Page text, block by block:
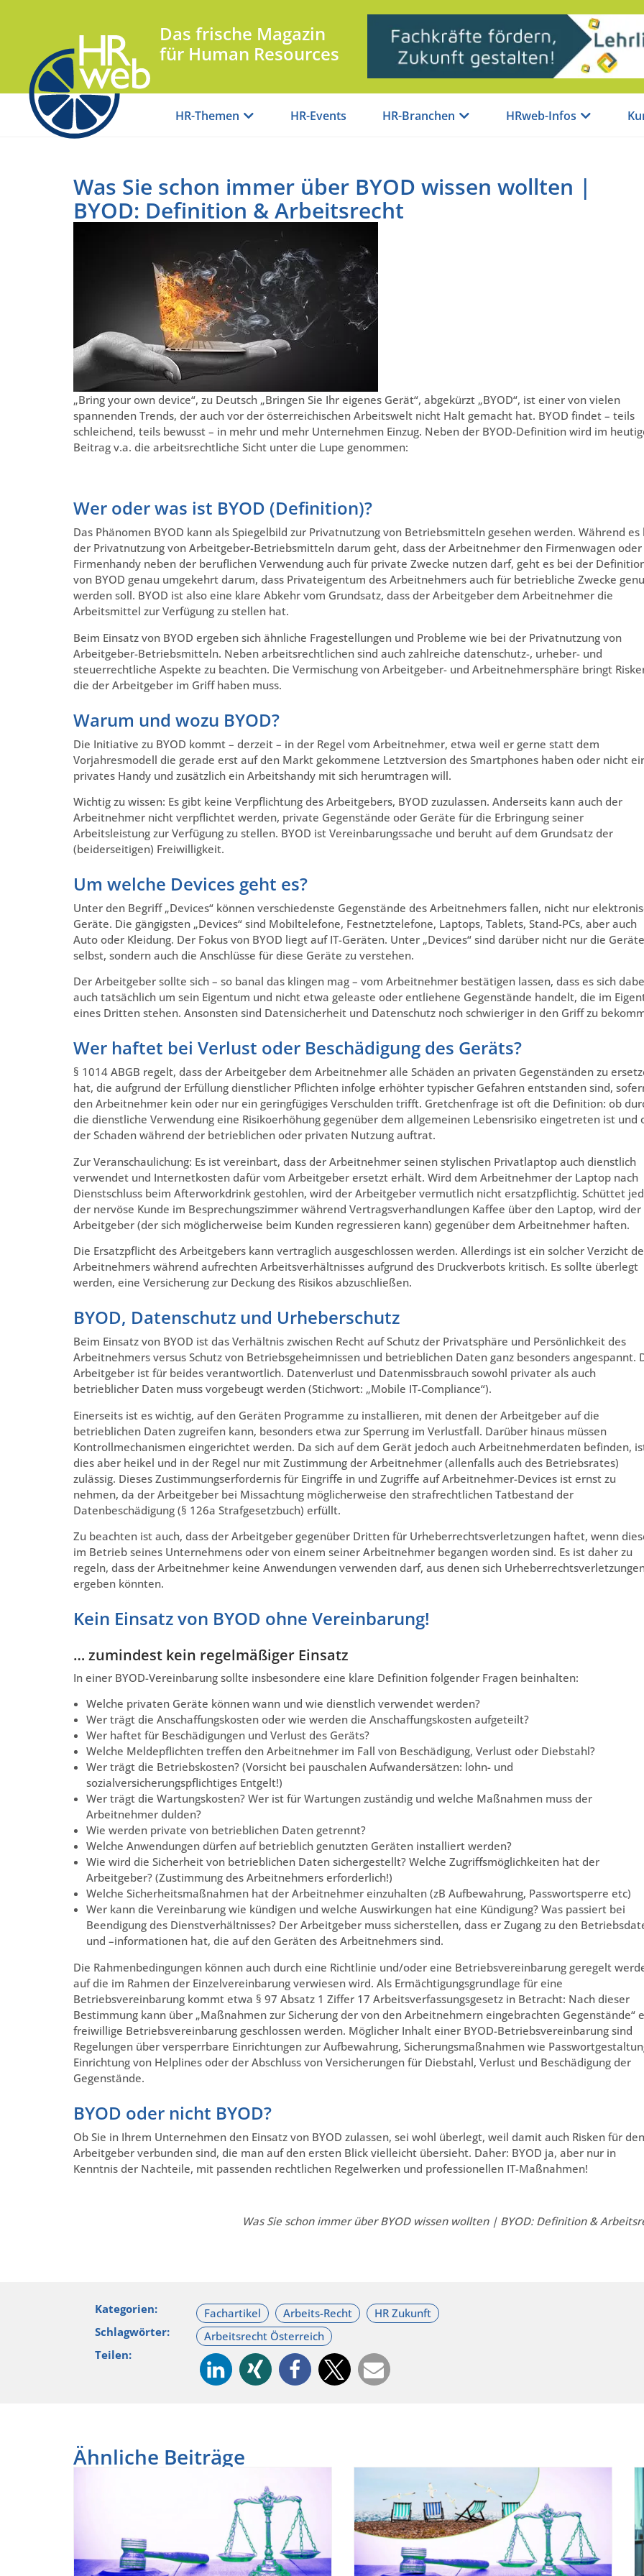
Das frische Magazin
für Human Resources
HR-Themen HR-Events HR-Branchen HRweb-Infos
Was Sie schon immer über BYOD wissen wollten |
BYOD: Definition & Arbeitsrecht
„Bring your own device“, zu Deutsch „Bringen Sie Ihr eigenes Gerät“, abgekürzt „BYOD“, ist einer von vielen
spannenden Trends, der auch vor der österreichischen Arbeitswelt nicht Halt gemacht hat. BYOD findet – teils
schleichend, teils bewusst – in mehr und mehr Unternehmen Einzug. Neben der BYOD-Definition wird im
Beitrag v.a. die arbeitsrechtliche Sicht unter die Lupe genommen:
Wer oder was ist BYOD (Definition)?
Das Phänomen BYOD kann als Spiegelbild zur Privatnutzung von Betriebsmitteln gesehen werden. Während es
der Privatnutzung von Arbeitgeber-Betriebsmitteln darum geht, dass der Arbeitnehmer den Firmenwagen oder
Firmenhandy neben der beruflichen Verwendung auch für private Zwecke nutzen darf, geht es bei der
von BYOD genau umgekehrt darum, dass Privateigentum des Arbeitnehmers auch für betriebliche Zwecke
werden soll. BYOD ist also eine klare Abkehr vom Grundsatz, dass der Arbeitgeber dem Arbeitnehmer die
Arbeitsmittel zur Verfügung zu stellen hat.
Beim Einsatz von BYOD ergeben sich ähnliche Fragestellungen und Probleme wie bei der Privatnutzung von
Arbeitgeber-Betriebsmitteln. Neben arbeitsrechtlichen sind auch zahlreiche datenschutz-, urheber- und
steuerrechtliche Aspekte zu beachten. Die Vermischung von Arbeitgeber- und Arbeitnehmersphäre bringt
die der Arbeitgeber im Griff haben muss.
Warum und wozu BYOD?
Die Initiative zu BYOD kommt – derzeit – in der Regel vom Arbeitnehmer, etwa weil er gerne statt dem
Vorjahresmodell die gerade erst auf den Markt gekommene Letztversion des Smartphones haben oder nicht
privates Handy und zusätzlich ein Arbeitshandy mit sich herumtragen will.
Wichtig zu wissen: Es gibt keine Verpflichtung des Arbeitgebers, BYOD zuzulassen. Anderseits kann auch der
Arbeitnehmer nicht verpflichtet werden, private Gegenstände oder Geräte für die Erbringung seiner
Arbeitsleistung zur Verfügung zu stellen. BYOD ist Vereinbarungssache und beruht auf dem Grundsatz der
(beiderseitigen) Freiwilligkeit.
Um welche Devices geht es?
Unter den Begriff „Devices“ können verschiedenste Gegenstände des Arbeitnehmers fallen, nicht nur
Geräte. Die gängigsten „Devices“ sind Mobiltelefone, Festnetztelefone, Laptops, Tablets, Stand-PCs, aber auch
Auto oder Kleidung. Der Fokus von BYOD liegt auf IT-Geräten. Unter „Devices“ sind darüber nicht nur die Geräte
selbst, sondern auch die Anschlüsse für diese Geräte zu verstehen.
Der Arbeitgeber sollte sich – so banal das klingen mag – vom Arbeitnehmer bestätigen lassen, dass es sich
auch tatsächlich um sein Eigentum und nicht etwa geleaste oder entliehene Gegenstände handelt, die im
eines Dritten stehen. Ansonsten sind Datensicherheit und Datenschutz noch schwieriger in den Griff zu
Wer haftet bei Verlust oder Beschädigung des Geräts?
§ 1014 ABGB regelt, dass der Arbeitgeber dem Arbeitnehmer alle Schäden an privaten Gegenständen zu
hat, die aufgrund der Erfüllung dienstlicher Pflichten infolge erhöhter typischer Gefahren entstanden sind,
den Arbeitnehmer kein oder nur ein geringfügiges Verschulden trifft. Gretchenfrage ist oft die Definition: ob
die dienstliche Verwendung eine Risikoerhöhung gegenüber dem allgemeinen Lebensrisiko eingetreten ist und
der Schaden während der betrieblichen oder privaten Nutzung auftrat.
Zur Veranschaulichung: Es ist vereinbart, dass der Arbeitnehmer seinen stylischen Privatlaptop auch dienstlich
verwendet und Internetkosten dafür vom Arbeitgeber ersetzt erhält. Wird dem Arbeitnehmer der Laptop nach
Dienstschluss beim Afterworkdrink gestohlen, wird der Arbeitgeber vermutlich nicht ersatzpflichtig. Schüttet
der nervöse Kunde im Besprechungszimmer während Vertragsverhandlungen Kaffee über den Laptop, wird der
Arbeitgeber (der sich möglicherweise beim Kunden regressieren kann) gegenüber dem Arbeitnehmer haften.
Die Ersatzpflicht des Arbeitgebers kann vertraglich ausgeschlossen werden. Allerdings ist ein solcher Verzicht
Arbeitnehmers während aufrechten Arbeitsverhältnisses aufgrund des Druckverbots kritisch. Es sollte überlegt
werden, eine Versicherung zur Deckung des Risikos abzuschließen.
BYOD, Datenschutz und Urheberschutz
Beim Einsatz von BYOD ist das Verhältnis zwischen Recht auf Schutz der Privatsphäre und Persönlichkeit des
Arbeitnehmers versus Schutz von Betriebsgeheimnissen und betrieblichen Daten ganz besonders angespannt.
Arbeitgeber ist für beides verantwortlich. Datenverlust und Datenmissbrauch sowohl privater als auch
betrieblicher Daten muss vorgebeugt werden (Stichwort: „Mobile IT-Compliance“).
Einerseits ist es wichtig, auf den Geräten Programme zu installieren, mit denen der Arbeitgeber auf die
betrieblichen Daten zugreifen kann, besonders etwa zur Sperrung im Verlustfall. Darüber hinaus müssen
Kontrollmechanismen eingerichtet werden. Da sich auf dem Gerät jedoch auch Arbeitnehmerdaten befinden,
dies aber heikel und in der Regel nur mit Zustimmung der Arbeitnehmer (allenfalls auch des Betriebsrates)
zulässig. Dieses Zustimmungserfordernis für Eingriffe in und Zugriffe auf Arbeitnehmer-Devices ist ernst zu
nehmen, da der Arbeitgeber bei Missachtung möglicherweise den strafrechtlichen Tatbestand der
Datenbeschädigung (§ 126a Strafgesetzbuch) erfüllt.
Zu beachten ist auch, dass der Arbeitgeber gegenüber Dritten für Urheberrechtsverletzungen haftet, wenn
im Betrieb seines Unternehmens oder von einem seiner Arbeitnehmer begangen worden sind. Es ist daher zu
regeln, dass der Arbeitnehmer keine Anwendungen verwenden darf, aus denen sich
ergeben könnten.
Kein Einsatz von BYOD ohne Vereinbarung!
… zumindest kein regelmäßiger Einsatz
In einer BYOD-Vereinbarung sollte insbesondere eine klare Definition folgender Fragen beinhalten:
Welche privaten Geräte können wann und wie dienstlich verwendet werden?
Wer trägt die Anschaffungskosten oder wie werden die Anschaffungskosten aufgeteilt?
Wer haftet für Beschädigungen und Verlust des Geräts?
Welche Meldepflichten treffen den Arbeitnehmer im Fall von Beschädigung, Verlust oder Diebstahl?
Wer trägt die Betriebskosten? (Vorsicht bei pauschalen Aufwandersätzen: lohn- und
sozialversicherungspflichtiges Entgelt!)
Wer trägt die Wartungskosten? Wer ist für Wartungen zuständig und welche Maßnahmen muss der
Arbeitnehmer dulden?
Wie werden private von betrieblichen Daten getrennt?
Welche Anwendungen dürfen auf betrieblich genutzten Geräten installiert werden?
Wie wird die Sicherheit von betrieblichen Daten sichergestellt? Welche Zugriffsmöglichkeiten hat der
Arbeitgeber? (Zustimmung des Arbeitnehmers erforderlich!)
Welche Sicherheitsmaßnahmen hat der Arbeitnehmer einzuhalten (zB Aufbewahrung, Passwortsperre etc)
Wer kann die Vereinbarung wie kündigen und welche Auswirkungen hat eine Kündigung? Was passiert bei
Beendigung des Dienstverhältnisses? Der Arbeitgeber muss sicherstellen, dass er Zugang zu den
und –informationen hat, die auf den Geräten des Arbeitnehmers sind.
Die Rahmenbedingungen können auch durch eine Richtlinie und/oder eine Betriebsvereinbarung geregelt
auf die im Rahmen der Einzelvereinbarung verwiesen wird. Als Ermächtigungsgrundlage für eine
Betriebsvereinbarung kommt etwa § 97 Absatz 1 Ziffer 17 Arbeitsverfassungsgesetz in Betracht: Nach dieser
Bestimmung kann über „Maßnahmen zur Sicherung der von den Arbeitnehmern eingebrachten Gegenstände“
freiwillige Betriebsvereinbarung geschlossen werden. Möglicher Inhalt einer BYOD-Betriebsvereinbarung sind
Regelungen über versperrbare Einrichtungen zur Aufbewahrung, Sicherungsmaßnahmen wie
Einrichtung von Helplines oder der Abschluss von Versicherungen für Diebstahl, Verlust und Beschädigung der
Gegenstände.
BYOD oder nicht BYOD?
Ob Sie in Ihrem Unternehmen den Einsatz von BYOD zulassen, sei wohl überlegt, weil damit auch Risken für den
Arbeitgeber verbunden sind, die man auf den ersten Blick vielleicht übersieht. Daher: BYOD ja, aber nur in
Kenntnis der Nachteile, mit passenden rechtlichen Regelwerken und professionellen IT-Maßnahmen!
Was Sie schon immer über BYOD wissen wollten | BYOD: Definition &
Kategorien:
Schlagwörter:
Teilen:
Ähnliche Beiträge